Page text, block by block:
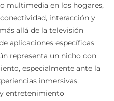
multimedia en los hogares,
interacción y
allá de la televisión
aplicaciones específicas
representa un nicho con
especialmente ante la
inmersivas,
entretenimiento